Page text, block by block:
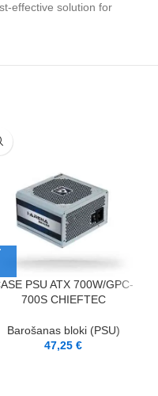
effective solution for
PSU ATX 700W/GPC-
700S CHIEFTEC
Barošanas bloki (PSU)
47,25€